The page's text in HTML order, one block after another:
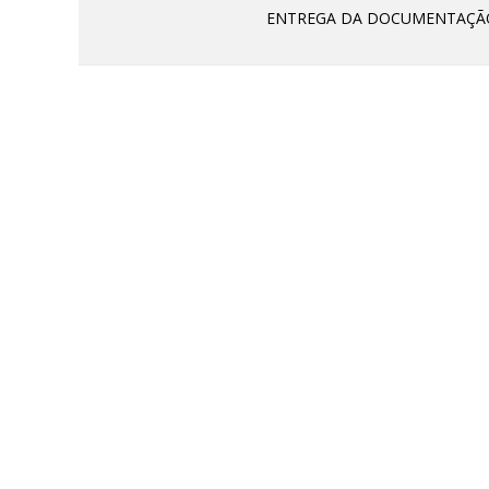
ENTREGA DA